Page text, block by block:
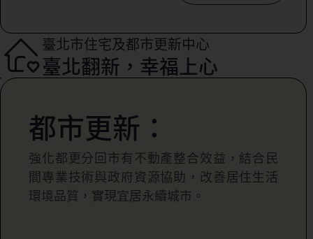
臺北市住宅及都市更新中心
臺北翻新，幸福上心
都市更新：
強化都更分回市有不動產整合效益，結合民
間專業技術與政府資源協助，改善居住生活
環境品質，實現宜居永續城市。